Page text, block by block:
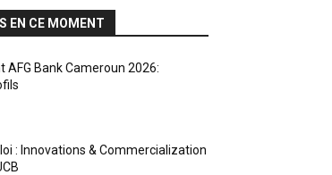
EN CE MOMENT
AFG Bank Cameroun 2026:
: Innovations & Commercialization